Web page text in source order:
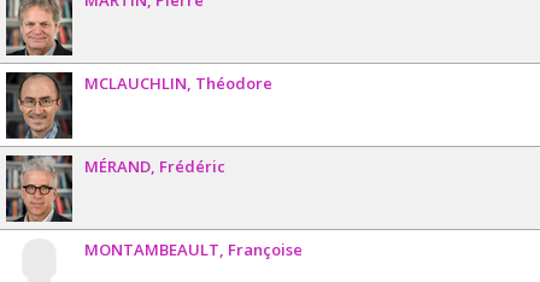
MCLAUCHLIN Théodore
MÉRAND Frédéric
MONTAMBEAULT Françoise